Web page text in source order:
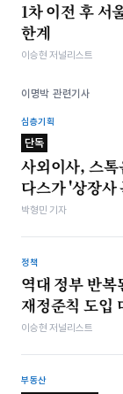
1차 이전 후 서
한계
이승현 저널리스트
이명박 관련기사
심층기획
단독
사외이사, 스
다스가 '상장사
박형민 기자
정책
역대 정부 반
재정준칙 도입
이승현 저널리스트
부동산